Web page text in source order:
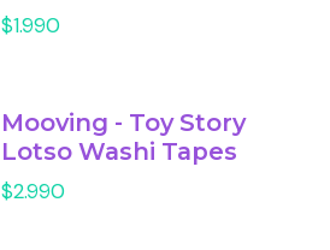
$1.990
Mooving - Toy Story
Lotso Washi Tapes
$2.990